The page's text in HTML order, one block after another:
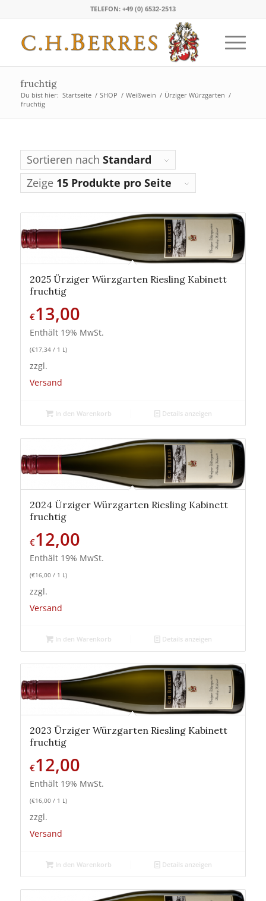
TELEFON: +49 (0) 6532-2513
fruchtig
Du bist hier: Startseite / SHOP / Weißwein / Ürziger Würzgarten /
fruchtig
Sortieren nach Standard
Zeige 15 Produkte pro Seite
2025 Ürziger Würzgarten Riesling Kabinett
fruchtig
€13,00
Enthält 19% MwSt.
(€17,34/ 1 L)
zzgl.
Versand
In den Warenkorb Details anzeigen
2024 Ürziger Würzgarten Riesling Kabinett
fruchtig
€12,00
Enthält 19% MwSt.
(€16,00/ 1 L)
zzgl.
Versand
In den Warenkorb Details anzeigen
2023 Ürziger Würzgarten Riesling Kabinett
fruchtig
€12,00
Enthält 19% MwSt.
(€16,00/ 1 L)
zzgl.
Versand
In den Warenkorb Details anzeigen